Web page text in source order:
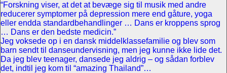
“Forskning viser, at det at bevæge sig til musik med andre
reducerer symptomer på depression mere end gåture, yoga
eller endda standardbehandlinger … Dans er kroppens sprog
… Dans er den bedste medicin.”
Jeg voksede op i en dansk middelklassefamilie og blev som
barn sendt til danseundervisning, men jeg kunne ikke lide det.
Da jeg blev teenager, dansede jeg aldrig – og sådan forblev
det, indtil jeg kom til “amazing Thailand”…